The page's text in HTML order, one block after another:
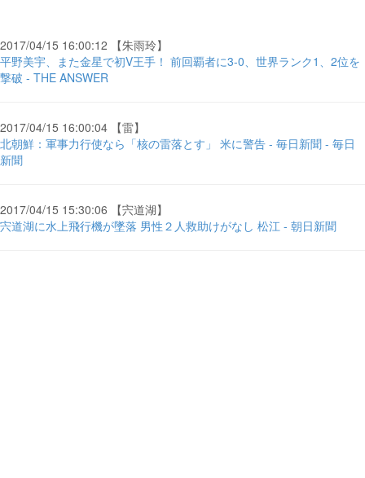
2017/04/15 16:00:12 【朱雨玲】
平野美宇、また金星で初V王手！ 前回覇者に3-0、世界ランク1、2位を
撃破 - THE ANSWER
2017/04/15 16:00:04 【雷】
北朝鮮：軍事力行使なら「核の雷落とす」 米に警告 - 毎日新聞 - 毎日
新聞
2017/04/15 15:30:06 【宍道湖】
宍道湖に水上飛行機が墜落 男性２人救助けがなし 松江 - 朝日新聞